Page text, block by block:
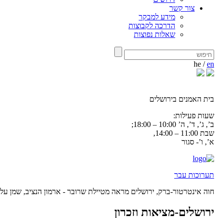
צור קשר
מידע למבקר
הדרכה לקבוצות
שאלות נפוצות
he /en
בית האמנים בירושלים
שעות פעילות:
ב’, ג’, ד’, ה’ 10:00 – 18:00;
שבת 11:00 – 14:00,
א’, ו’- סגור
תערוכות עבר
חוה אינטרטור-ברק, ירושלים מראה מטיילת שרובר - ארמון הנציב, שמן
ירושלים-מציאות וזכרון